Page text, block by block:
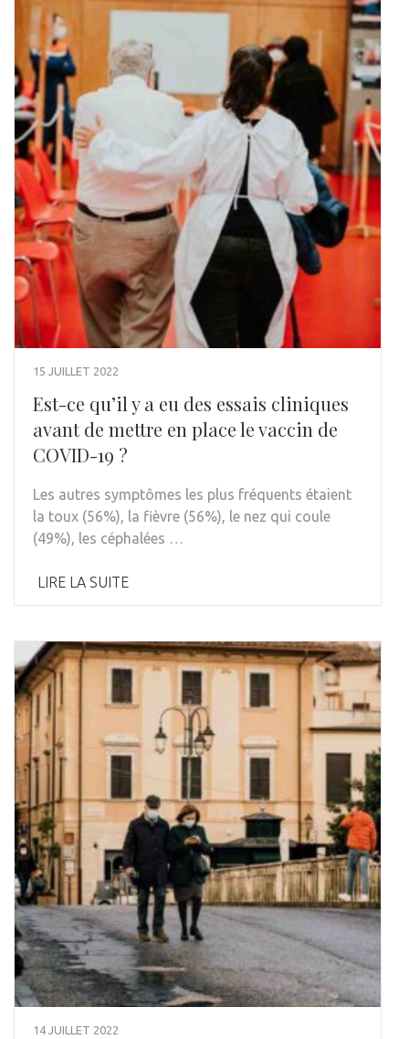
15 JUILLET 2022
Est-ce qu’il y a eu des essais cliniques
avant de mettre en place le vaccin de
COVID-19 ?
Les autres symptômes les plus fréquents étaient
la toux (56%), la fièvre (56%), le nez qui coule
(49%), les céphalées …
LIRE LA SUITE
14 JUILLET 2022